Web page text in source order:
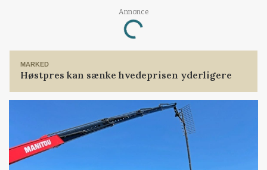
Annonce
Loading...
MARKED
Høstpres kan sænke hvedeprisen yderligere